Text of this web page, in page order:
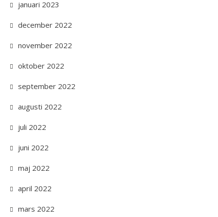
januari 2023
december 2022
november 2022
oktober 2022
september 2022
augusti 2022
juli 2022
juni 2022
maj 2022
april 2022
mars 2022